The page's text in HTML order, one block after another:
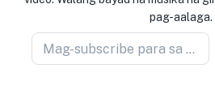
pag-aalaga.
Mag-subscribe para sa newseller